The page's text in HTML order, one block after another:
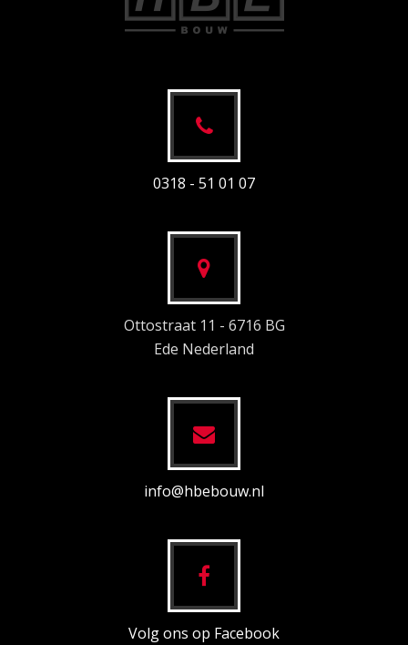
0318 - 51 01 07
Ottostraat 11 - 6716 BG
Ede Nederland
info@hbebouw.nl
Volg ons op Facebook